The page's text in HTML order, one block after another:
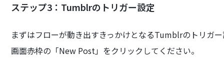
ステップ3：Tumblrのトリガー設定
まずはフローが動き出すきっかけとなるTumblrのトリガ
画面赤枠の「New Post」をクリックしてください。